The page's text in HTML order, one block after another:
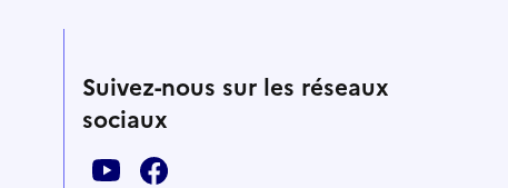
Suivez-nous sur les réseaux
sociaux